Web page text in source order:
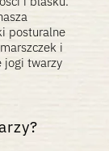
posturalne
i
jogi twarzy